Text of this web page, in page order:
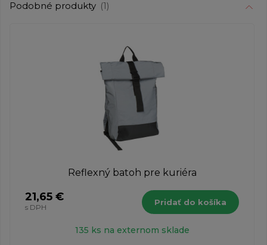
Podobné produkty (1)
Reflexný batoh pre kuriéra
21,65 €
s DPH
Pridať do košíka
135 ks na externom sklade